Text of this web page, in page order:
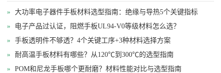
» 大功率电子器件手板材料选型指南：绝缘与导热5个关键指标
»
电子产品过认证，阻燃手板UL94-V0等级材料怎么选？
» 手板透明件不够透？4个关键工序+3种材料选择方案
»
耐高温手板材料有哪些？从120℃到300℃的选型指南
» POM和尼龙手板哪个更耐磨？材料性能对比与选型指南